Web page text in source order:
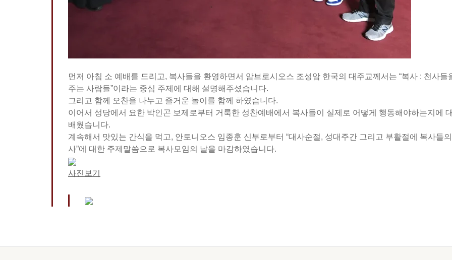
먼저 아침 소 예배를 드리고, 복사들을 환영하면서 암브로시오스 조성암 한국의 대주교께서는 “복사 : 천사들
주는 사람들”이라는 중심 주제에 대해 설명해주셨습니다.
그리고 함께 오찬을 나누고 즐거운 놀이를 함께 하였습니다.
이어서 성당에서 요한 박인곤 보제로부터 거룩한 성찬예배에서 복사들이 실제로 어떻게 행동해야하는지에
배웠습니다.
계속해서 맛있는 간식을 먹고, 안토니오스 임종훈 신부로부터 “대사순절, 성대주간 그리고 부활절에 복사들
사”에 대한 주제말씀으로 복사모임의 날을 마감하였습니다.
사진보기